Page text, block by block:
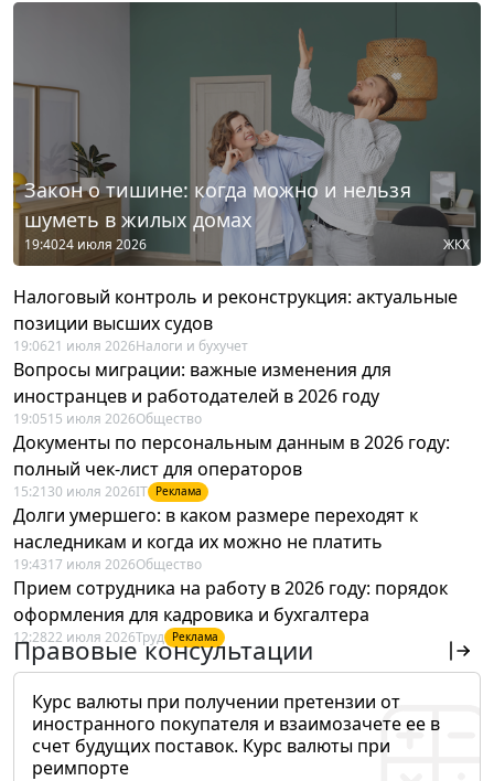
Закон о тишине: когда можно и нельзя
шуметь в жилых домах
19:4024 июля 2026 ЖКХ
Налоговый контроль и реконструкция: актуальные
позиции высших судов
19:0621 июля 2026Налоги и бухучет
Вопросы миграции: важные изменения для
иностранцев и работодателей в 2026 году
19:0515 июля 2026Общество
Документы по персональным данным в 2026 году:
полный чек-лист для операторов
15:21 30 июля 2026IT Реклама
Долги умершего: в каком размере переходят к
наследникам и когда их можно не платить
19:4317 июля 2026Общество
Прием сотрудника на работу в 2026 году: порядок
оформления для кадровика и бухгалтера
12:2822 июля 2026Труд Реклама
Правовые консультации
Курс валюты при получении претензии от
иностранного покупателя и взаимозачете ее в
счет будущих поставок. Курс валюты при
реимпорте